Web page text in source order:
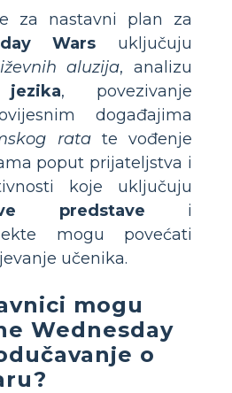
za nastavni plan za
Wars uključuju
aluzija, analizu
, povezivanje
događajima
ratate vođenje
poput prijateljstva i
koje uključuju
predstave i
mogu povećati
učenika.
mogu
Wednesday
o